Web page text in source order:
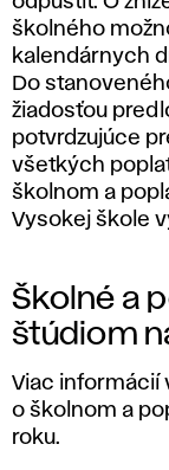
školného
kalendárnych
Do
žiadosťou
potvrdzujúce
všetkých
školnom a
Vysokej škole
Školné a
štúdiom
Viac informácií
o školnom a
roku.